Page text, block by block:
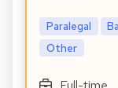
Paralegal
Other